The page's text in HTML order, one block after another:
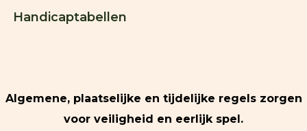
Handicaptabellen
Algemene, plaatselijke en tijdelijke regels zorgen
voor veiligheid en eerlijk spel.